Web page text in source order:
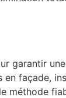
garantir
façade,
méthode